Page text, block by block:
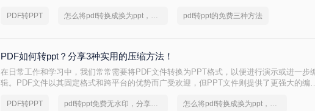
PDF转PPT 怎么将pdf转换成换为ppt，分享一种简单的方法 pdf转ppt的免费三种方法
PDF如何转ppt？分享3种实用的压缩方法！
在日常工作和学习中，我们常常需要将PDF文件转换为PPT格式，以便进行演示或进一步
辑。PDF文件以其固定格式和跨平台的优势而广受欢迎，但PPT文件则提供了更强大的编
帮助您轻松完成这一任务。
PDF转PPT pdf转ppt免费无水印，分享一种简单的方法 怎么将pdf转换成换为ppt，分享一种简单的方法